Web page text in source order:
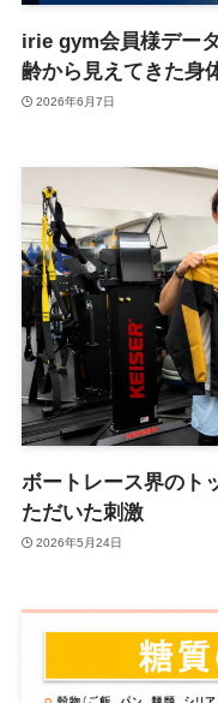
irie gym会員様デー
齢から見えてきた身
2026年6月7日
ボートレース界のト
ただいた刺激
2026年5月24日